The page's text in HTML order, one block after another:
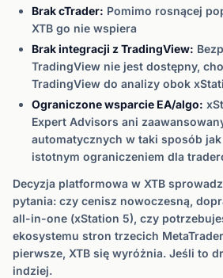
Brak cTrader: Pomimo rosnącej
XTB go nie wspiera
Brak integracji z TradingView:
TradingView nie jest dostępny,
TradingView do analizy obok
Ograniczone wsparcie EA/algo:
Expert Advisors ani
automatycznych w taki sposób jak
istotnym ograniczeniem dla
Decyzja platformowa w XTB
pytania: czy cenisz nowoczesną,
all-in-one (xStation 5), czy
ekosystemu stron trzecich
pierwsze, XTB się wyróżnia. Jeśli to
indziej.